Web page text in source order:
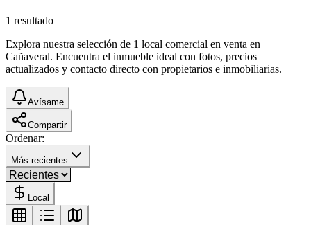
1 resultado
Explora nuestra selección de 1 local comercial en venta en
Cañaveral. Encuentra el inmueble ideal con fotos, precios
actualizados y contacto directo con propietarios e inmobiliarias.
Avísame
Compartir
Ordenar:
Más recientes
Local